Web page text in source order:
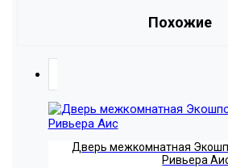
Похожие
Дверь межкомнатная
Ривьера